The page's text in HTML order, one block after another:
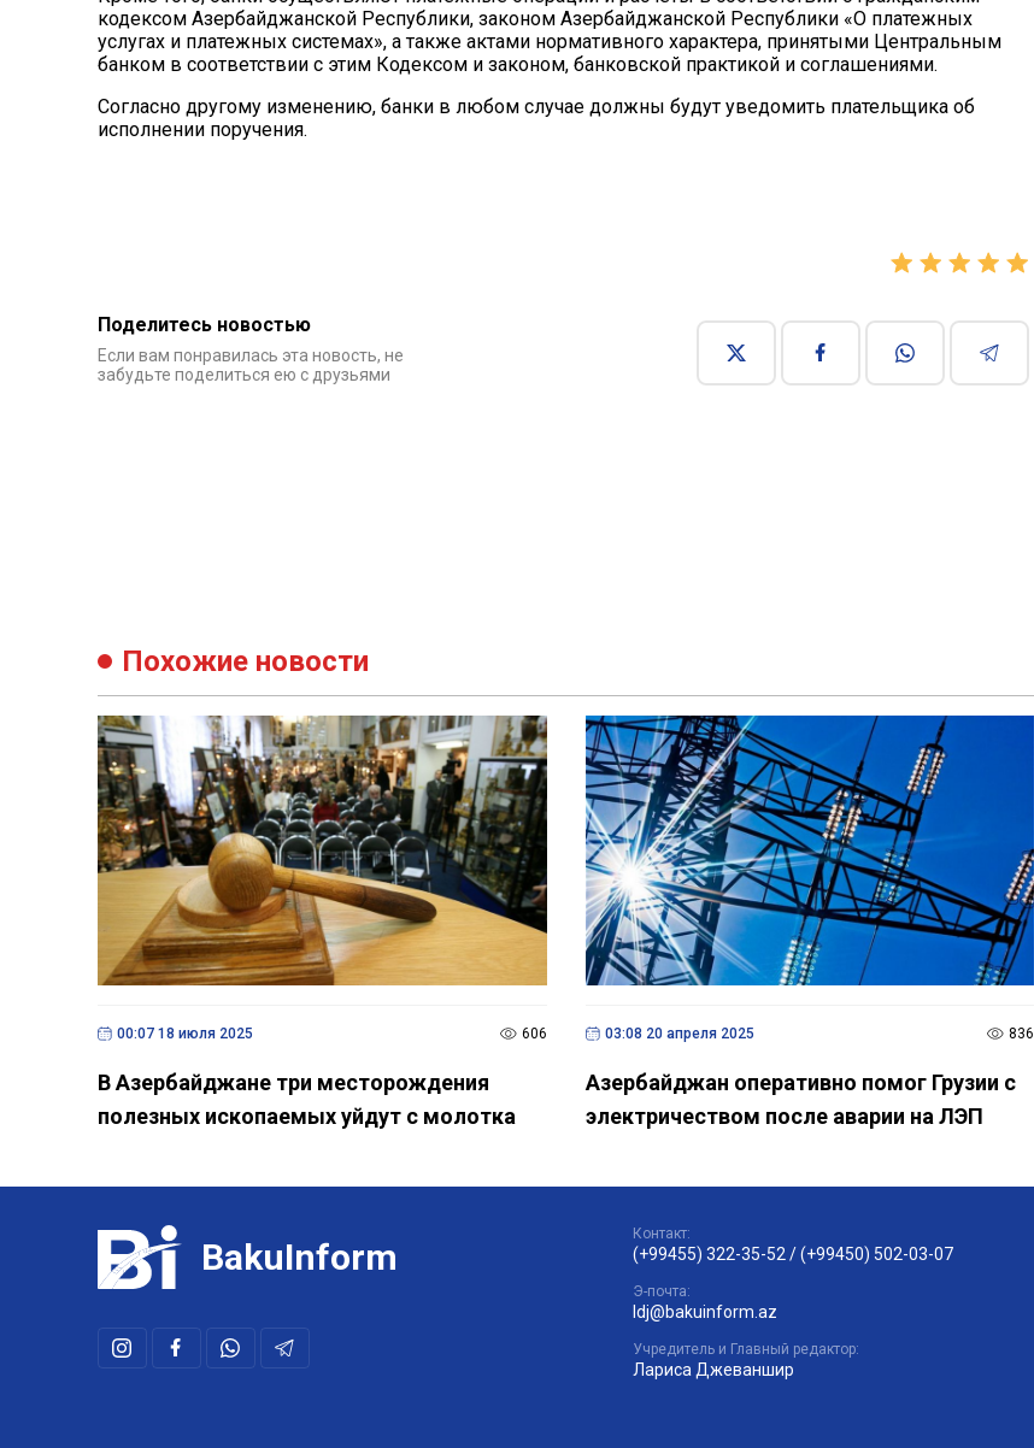
кодексом Азербайджанской Республики, законом Азербайджанской Республики «О платежных
услугах и платежных системах», а также актами нормативного характера, принятыми Центральным
банком в соответствии с этим Кодексом и законом, банковской практикой и соглашениями.
Согласно другому изменению, банки в любом случае должны будут уведомить плательщика об
исполнении поручения.
Поделитесь новостью
Если вам понравилась эта новость, не
забудьте поделиться ею с друзьями
Похожие новости
00:07 18 июля 2025 606
В Азербайджане три месторождения
полезных ископаемых уйдут с молотка
03:08 20 апреля 2025 836
Азербайджан оперативно помог Грузии с
электричеством после аварии на ЛЭП
BakuInform
Контакт:
(+99455) 322-35-52 /(+99450) 502-03-07
Э-почта:
ldj@bakuinform.az
Учредитель и Главный редактор:
Лариса Джеваншир